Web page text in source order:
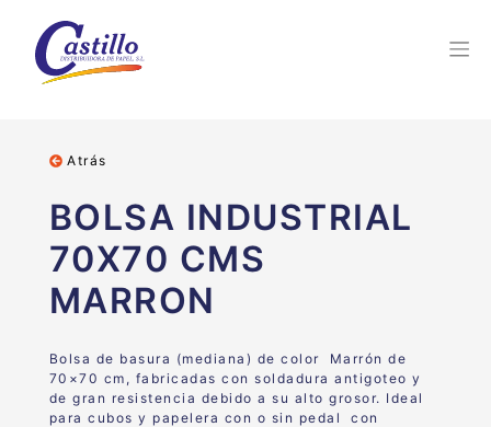
Atrás
BOLSA INDUSTRIAL
70X70 CMS
MARRON
Bolsa de basura (mediana) de color Marrón de
70×70 cm, fabricadas con soldadura antigoteo y
de gran resistencia debido a su alto grosor. Ideal
para cubos y papelera con o sin pedal con